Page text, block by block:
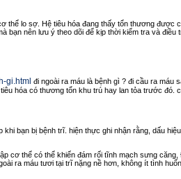
thể lo sợ. Hệ tiêu hóa đang thấy tổn thương được
bạn nên lưu ý theo dõi để kịp thời kiểm tra và điều
gi.html đi ngoài ra máu là bệnh gì ? đi cầu ra máu
hóa có thương tổn khu trú hay lan tỏa trước đó.
bạn bị bệnh trĩ. hiện thực ghi nhận rằng, dấu
cơ thể có thể khiến đám rối tĩnh mạch sưng
ra máu tươi tại trĩ nặng nề hơn, không ít tình